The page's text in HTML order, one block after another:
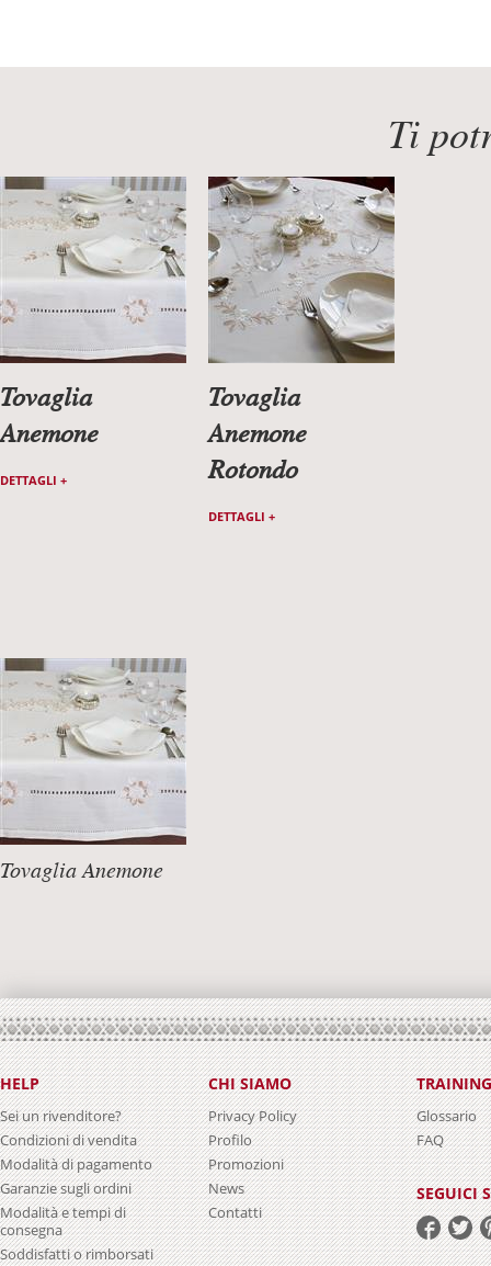
Ti
Tovaglia
Anemone
DETTAGLI +
Tovaglia
Anemone
Rotondo
DETTAGLI +
Tovaglia Anemone
HELP
Sei un rivenditore?
Condizioni di vendita
Modalità di pagamento
Garanzie sugli ordini
Modalità e tempi di
consegna
Soddisfatti o rimborsati
CHI SIAMO
Privacy Policy
Profilo
Promozioni
News
Contatti
TRAINING
Glossario
FAQ
SEGUICI